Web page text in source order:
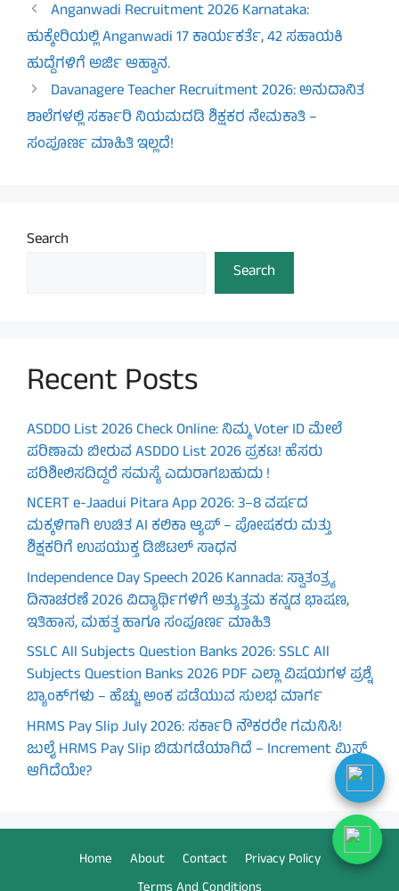
Anganwadi Recruitment 2026 Karnataka:
ಹುಕ್ಕೇರಿಯಲ್ಲಿ Anganwadi 17 ಕಾರ್ಯಕರ್ತೆ, 42 ಸಹಾಯಕಿ
ಹುದ್ದೆಗಳಿಗೆ ಅರ್ಜಿ ಆಹ್ವಾನ.
Davanagere Teacher Recruitment 2026: ಅನುದಾನಿತ
ಶಾಲೆಗಳಲ್ಲಿ ಸರ್ಕಾರಿ ನಿಯಮದಡಿ ಶಿಕ್ಷಕರ ನೇಮಕಾತಿ –
ಸಂಪೂರ್ಣ ಮಾಹಿತಿ ಇಲ್ಲದೆ!
Search
Search
Recent Posts
ASDDO List 2026 Check Online: ನಿಮ್ಮ Voter ID ಮೇಲೆ
ಪರಿಣಾಮ ಬೀರುವ ASDDO List 2026 ಪ್ರಕಟ! ಹೆಸರು
ಪರಿಶೀಲಿಸದಿದ್ದರೆ ಸಮಸ್ಯೆ ಎದುರಾಗಬಹುದು !
NCERT e-Jaadui Pitara App 2026: 3–8 ವರ್ಷದ
ಮಕ್ಕಳಿಗಾಗಿ ಉಚಿತ AI ಕಲಿಕಾ ಆ್ಯಪ್ – ಪೋಷಕರು ಮತ್ತು
ಶಿಕ್ಷಕರಿಗೆ ಉಪಯುಕ್ತ ಡಿಜಿಟಲ್ ಸಾಧನ
Independence Day Speech 2026 Kannada: ಸ್ವಾತಂತ್ರ್ಯ
ದಿನಾಚರಣೆ 2026 ವಿದ್ಯಾರ್ಥಿಗಳಿಗೆ ಅತ್ಯುತ್ತಮ ಕನ್ನಡ ಭಾಷಣ,
ಇತಿಹಾಸ, ಮಹತ್ವ ಹಾಗೂ ಸಂಪೂರ್ಣ ಮಾಹಿತಿ
SSLC All Subjects Question Banks 2026: SSLC All
Subjects Question Banks 2026 PDF ಎಲ್ಲಾ ವಿಷಯಗಳ ಪ್ರಶ್ನೆ
ಬ್ಯಾಂಕ್‌ಗಳು – ಹೆಚ್ಚು ಅಂಕ ಪಡೆಯುವ ಸುಲಭ ಮಾರ್ಗ
HRMS Pay Slip July 2026: ಸರ್ಕಾರಿ ನೌಕರರೇ ಗಮನಿಸಿ!
ಜುಲೈ HRMS Pay Slip ಬಿಡುಗಡೆಯಾಗಿದೆ – Increment ಮಿಸ್
ಆಗಿದೆಯೇ?
Home About Contact
Privacy Policy